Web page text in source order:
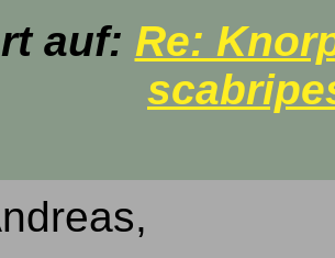
auf: Re: